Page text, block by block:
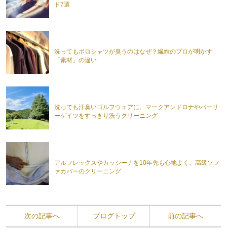
ド7選
洗ってもポロシャツが臭うのはなぜ？繊維のプロが明かす
「素材」の違い
洗っても汗臭いゴルフウェアに。マークアンドロナやパーリ
ーゲイツをすっきり洗うクリーニング
アルフレックスやカッシーナを10年先も心地よく。高級ソフ
ァカバーのクリーニング
次の記事へ ブログトップ 前の記事へ